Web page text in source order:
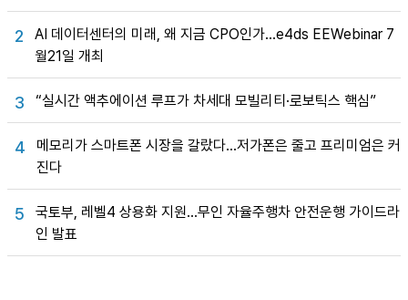
2
AI 데이터센터의 미래, 왜 지금 CPO인가…e4ds EEWebinar 7
월21일 개최
3 “실시간 액추에이션 루프가 차세대 모빌리티·로보틱스 핵심”
4
메모리가 스마트폰 시장을 갈랐다…저가폰은 줄고 프리미엄은 커
진다
5
국토부, 레벨4 상용화 지원…무인 자율주행차 안전운행 가이드라
인 발표